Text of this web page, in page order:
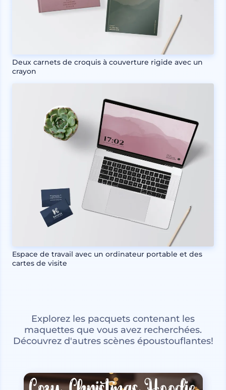
Deux carnets de croquis à couverture rigide avec un
crayon
Espace de travail avec un ordinateur portable et des
cartes de visite
Explorez les pacquets contenant les
maquettes que vous avez recherchées.
Découvrez d'autres scènes époustouflantes!